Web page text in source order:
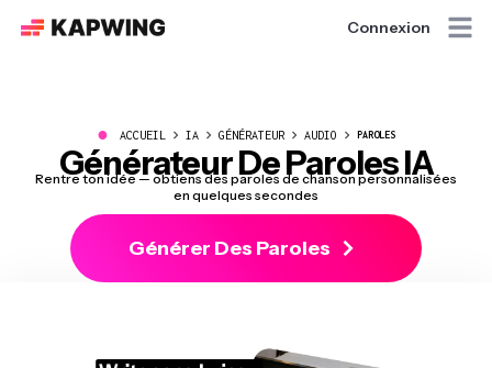
Connexion
● ACCUEIL IA GÉNÉRATEUR AUDIO PAROLES
Générateur De Paroles IA
Rentre ton idée — obtiens des paroles de chanson personnalisées
en quelques secondes
Générer Des Paroles